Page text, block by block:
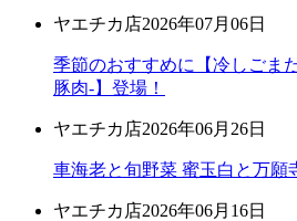
ヤエチカ店2026年07月06日
季節のおすすめに【冷しごま
豚肉-】登場！
ヤエチカ店2026年06月26日
車海老と旬野菜 蜜玉白と万願
ヤエチカ店2026年06月16日